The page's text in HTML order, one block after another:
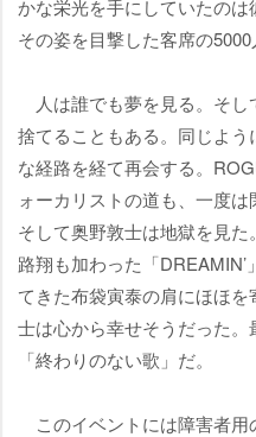
かな栄光を手にしていたのは
その姿を目撃した客席の
人は誰でも夢を見る。そし
捨てることもある。同じよ
な経路を経て再会する。
ォーカリストの道も、一度は
そして奥野敦士は地獄を見
路翔も加わった「
てきた布袋寅泰の肩にほほ
士は心から幸せそうだった
「終わりのない歌」だ。
このイベントには障害者用